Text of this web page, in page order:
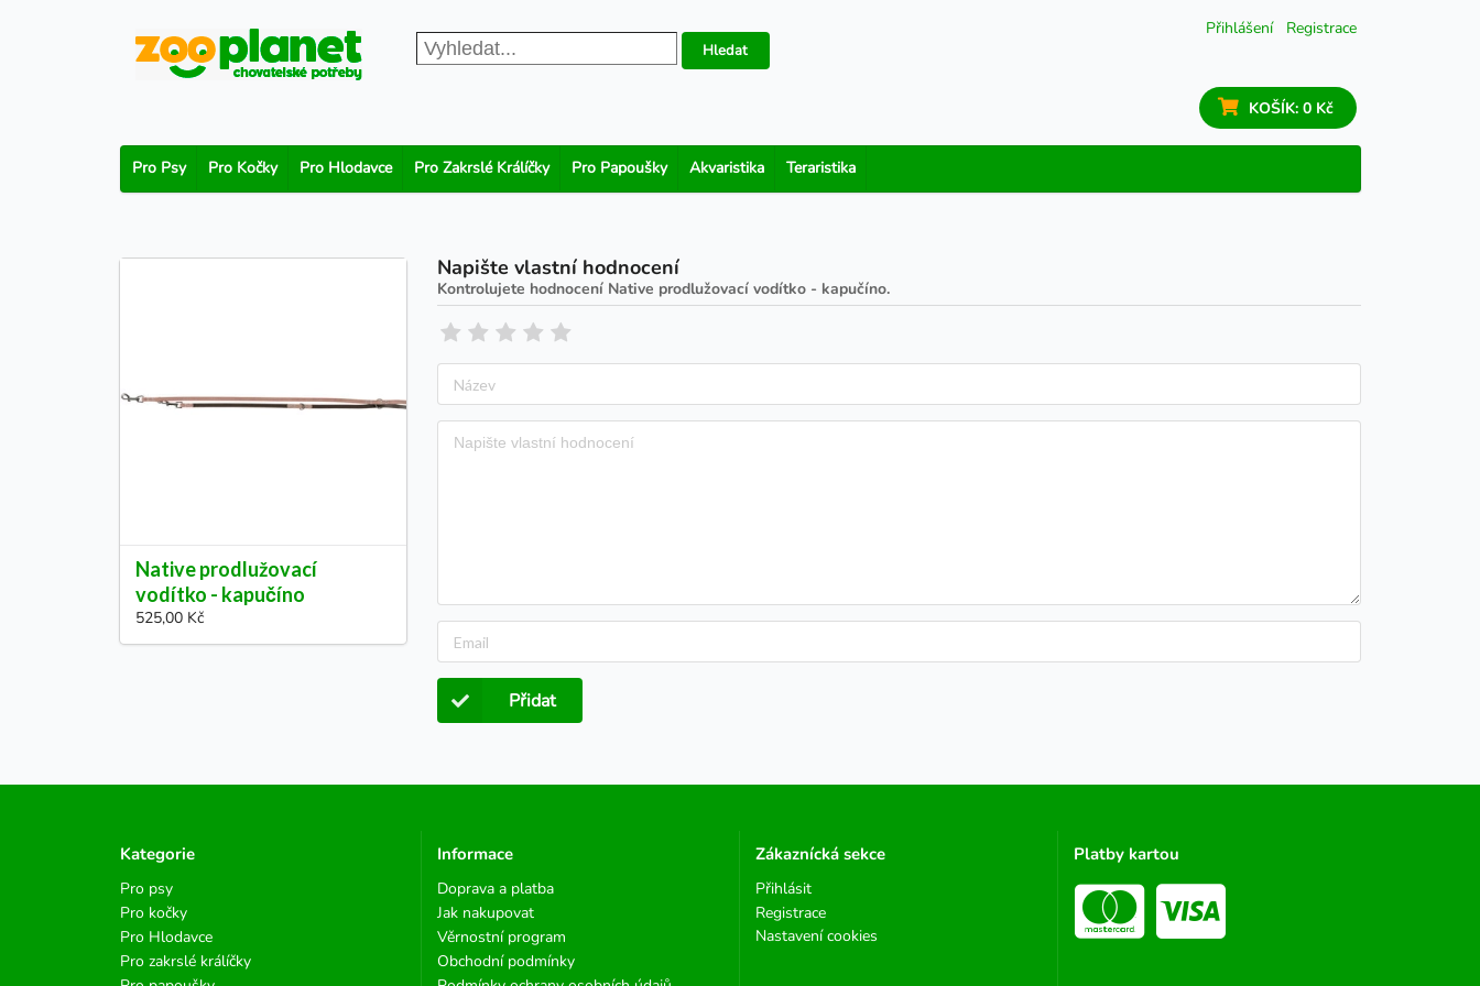
Přihlášení Registrace
Hledat
KOŠÍK: 0 Kč
Pro Psy Pro Kočky Pro Hlodavce Pro Zakrslé Králíčky Pro Papoušky Akvaristika Teraristika
Native prodlužovací
vodítko - kapučíno
525,00 Kč
Napište vlastní hodnocení
Kontrolujete hodnocení Native prodlužovací vodítko - kapučíno.
Přidat
Kategorie
Pro psy
Pro kočky
Pro Hlodavce
Pro zakrslé králíčky
Informace
Doprava a platba
Jak nakupovat
Věrnostní program
Obchodní podmínky
Zákaznícká sekce
Přihlásit
Registrace
Nastavení cookies
Platby kartou